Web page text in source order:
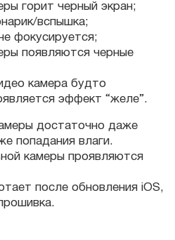
горит черный экран;
вспышка;
фокусируется;
появляются черные
камера будто
эффект “желе”.
достаточно даже
попадания влаги.
камеры проявляются
после обновления iOS,